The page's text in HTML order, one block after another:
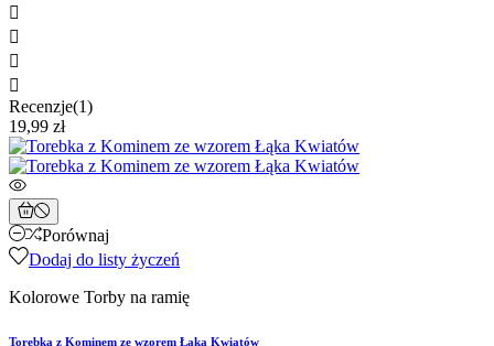




Recenzje(1)
19,99 zł
Porównaj
Dodaj do listy życzeń
Kolorowe Torby na ramię
Torebka z Kominem ze wzorem Łąka Kwiatów